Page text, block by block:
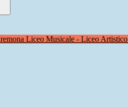
Liceo Musicale - Liceo Artistico